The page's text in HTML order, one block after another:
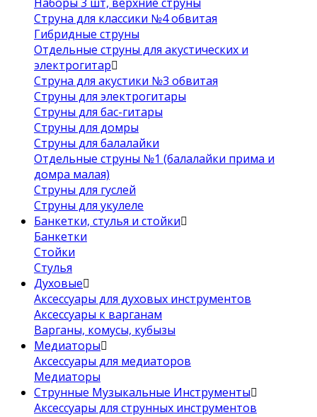
Струна для классики №4 обвитая
Гибридные струны
Отдельные струны для акустических и
электрогитар
Струна для акустики №3 обвитая
Струны для электрогитары
Струны для бас-гитары
Струны для домры
Струны для балалайки
Отдельные струны №1 (балалайки прима и
домра малая)
Струны для гуслей
Струны для укулеле
Банкетки, стулья и стойки
Банкетки
Стойки
Стулья
Духовые
Аксессуары для духовых инструментов
Аксессуары к варганам
Варганы, комусы, кубызы
Медиаторы
Аксессуары для медиаторов
Медиаторы
Струнные Музыкальные Инструменты
Аксессуары для струнных инструментов